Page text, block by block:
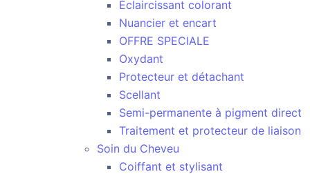
Éclaircissant colorant
Nuancier et encart
OFFRE SPECIALE
Oxydant
Protecteur et détachant
Scellant
Semi-permanente à pigment direct
Traitement et protecteur de liaison
Soin du Cheveu
Coiffant et stylisant